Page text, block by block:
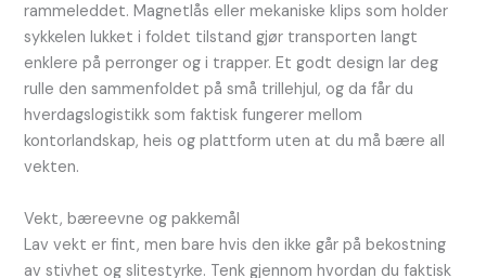
rammeleddet. Magnetlås eller mekaniske klips som holder
sykkelen lukket i foldet tilstand gjør transporten langt
enklere på perronger og i trapper. Et godt design lar deg
rulle den sammenfoldet på små trillehjul, og da får du
hverdagslogistikk som faktisk fungerer mellom
kontorlandskap, heis og plattform uten at du må bære all
vekten.
Vekt, bæreevne og pakkemål
Lav vekt er fint, men bare hvis den ikke går på bekostning
av stivhet og slitestyrke. Tenk gjennom hvordan du faktisk